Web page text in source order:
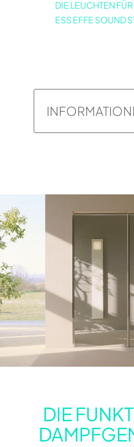
DIE LEUCHTEN
ESS EFFE SOUND
DIE